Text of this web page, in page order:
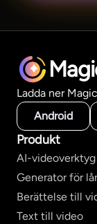
Ladda ner
Android
Produkt
AI-videoverktyg
Generator för
Berättelse till
Text till video